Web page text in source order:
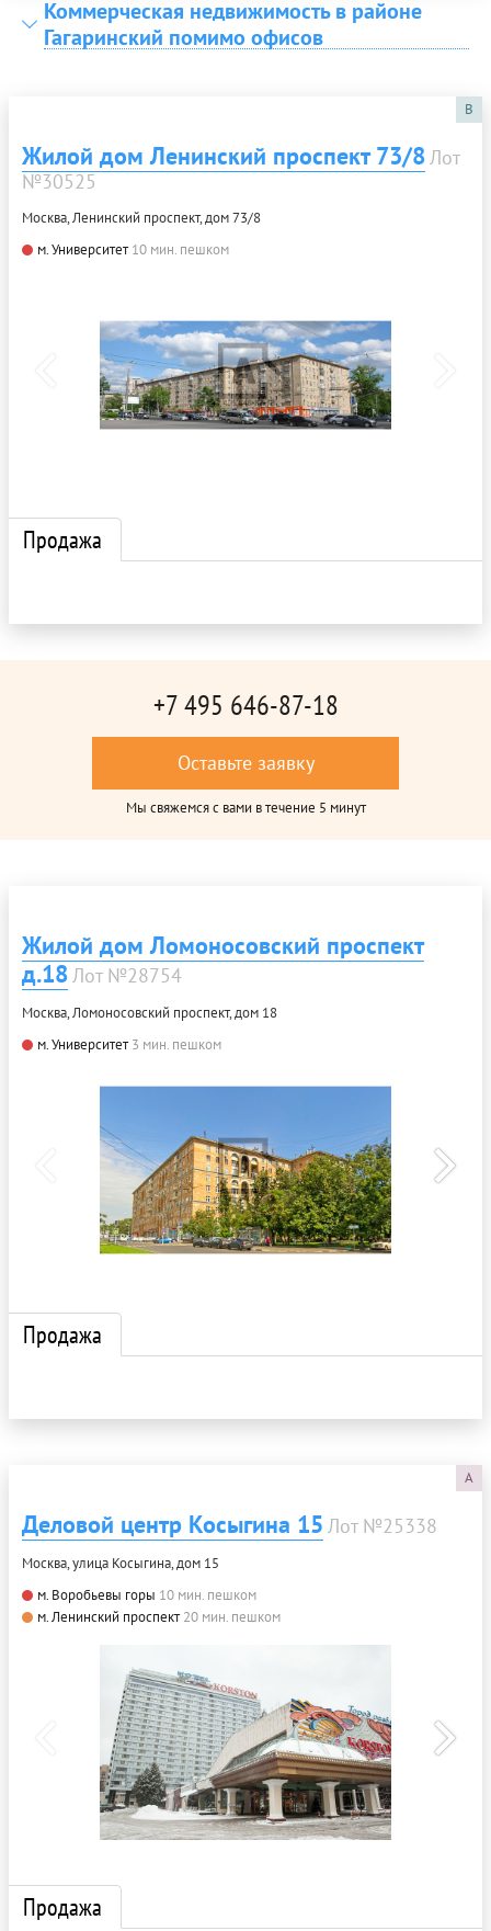
Коммерческая недвижимость в районе
Гагаринский помимо офисов
B
Жилой дом Ленинский проспект 73/8Лот
№30525
Москва, Ленинский проспект, дом 73/8
м. Университет 10 мин. пешком
Продажа
+7 495 646-87-18
Оставьте заявку
Мы свяжемся с вами в течение 5 минут
Жилой дом Ломоносовский проспект
д.18Лот №28754
Москва, Ломоносовский проспект, дом 18
м. Университет 3 мин. пешком
Продажа
A
Деловой центр Косыгина 15 Лот №25338
Москва, улица Косыгина, дом 15
м. Воробьевы горы 10 мин. пешком
м. Ленинский проспект 20 мин. пешком
Продажа